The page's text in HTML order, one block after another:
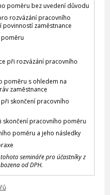
poměru bez uvedení důvodu
rozvázání pracovního
zaměstnance
při rozvázání pracovního
poměru s ohledem na
zaměstnance
skončení pracovního
skončení pracovního poměru
poměru a jeho následky
semináře pro účastníky z
od DPH.